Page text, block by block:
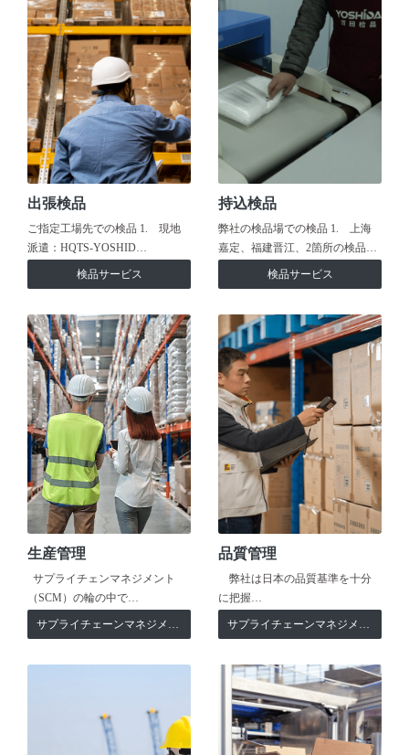
出張検品
ご指定工場先での検品 1. 現地
派遣：HQTS-YOSHID…
検品サービス
持込検品
弊社の検品場での検品 1. 上海
嘉定、福建晋江、2箇所の検品…
検品サービス
生産管理
サプライチェンマネジメント
（SCM）の輪の中で…
サプライチェーンマネジメント
品質管理
弊社は日本の品質基準を十分
に把握…
サプライチェーンマネジメント